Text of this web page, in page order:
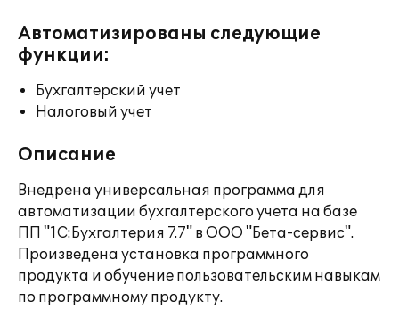
Автоматизированы следующие
функции:
Бухгалтерский учет
Налоговый учет
Описание
Внедрена универсальная программа для
автоматизации бухгалтерского учета на базе
ПП "1С:Бухгалтерия 7.7" в ООО "Бета-сервис".
Произведена установка программного
продукта и обучение пользовательским навыкам
по программному продукту.